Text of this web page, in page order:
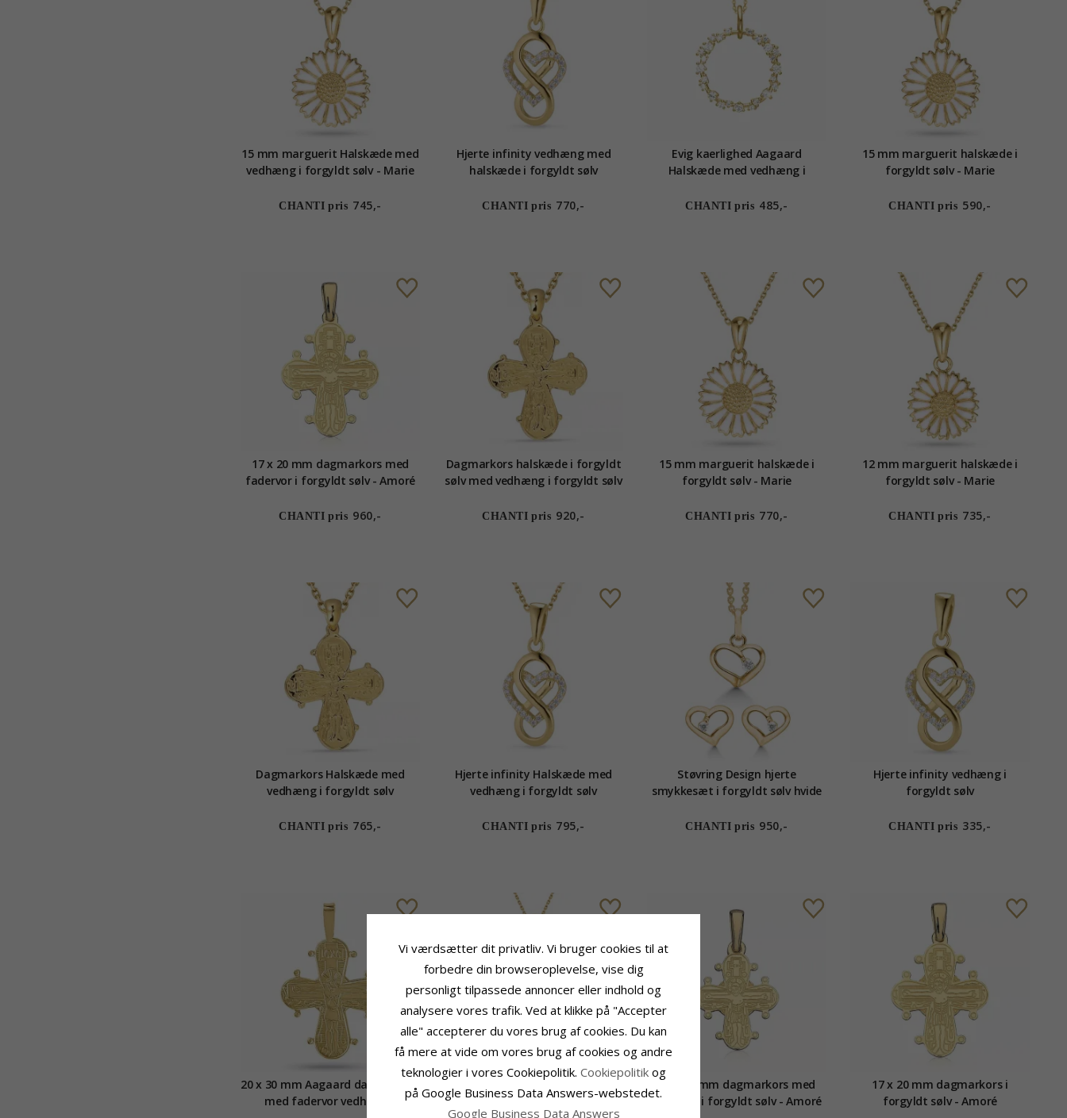
15 mm marguerit Halskæde med
vedhæng i forgyldt sølv - Marie
CHANTI pris 745,-
Hjerte infinity vedhæng med
halskæde i forgyldt sølv
CHANTI pris 770,-
Evig kaerlighed Aagaard
Halskæde med vedhæng i
CHANTI pris 485,-
15 mm marguerit halskæde i
forgyldt sølv - Marie
CHANTI pris 590,-
17 x 20 mm dagmarkors med
fadervor i forgyldt sølv - Amoré
CHANTI pris 960,-
Dagmarkors halskæde i forgyldt
sølv med vedhæng i forgyldt sølv
CHANTI pris 920,-
15 mm marguerit halskæde i
forgyldt sølv - Marie
CHANTI pris 770,-
12 mm marguerit halskæde i
forgyldt sølv - Marie
CHANTI pris 735,-
Dagmarkors Halskæde med
vedhæng i forgyldt sølv
CHANTI pris 765,-
Hjerte infinity Halskæde med
vedhæng i forgyldt sølv
CHANTI pris 795,-
Støvring Design hjerte
smykkesæt i forgyldt sølv hvide
CHANTI pris 950,-
Hjerte infinity vedhæng i
forgyldt sølv
CHANTI pris 335,-
20 x 30 mm Aagaard dagmarkors
med fadervor vedhæng i
Marguerit Halskæde med
vedhæng i forgyldt sølv - Marie
13 x 15 mm dagmarkors med
fadervor i forgyldt sølv - Amoré
17 x 20 mm dagmarkors i
forgyldt sølv - Amoré
Vi værdsætter dit privatliv. Vi bruger cookies til at
forbedre din browseroplevelse, vise dig
personligt tilpassede annoncer eller indhold og
analysere vores trafik. Ved at klikke på "Accepter
alle" accepterer du vores brug af cookies. Du kan
få mere at vide om vores brug af cookies og andre
teknologier i vores Cookiepolitik. Cookiepolitik og
på Google Business Data Answers-webstedet.
Google Business Data Answers